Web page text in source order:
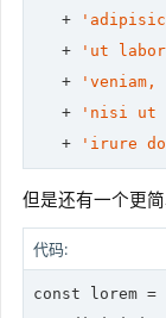
   +
   +
'ut
   +
   +
'nisi ut
   +
'irure
但是还有一个更
代码:
const lorem =